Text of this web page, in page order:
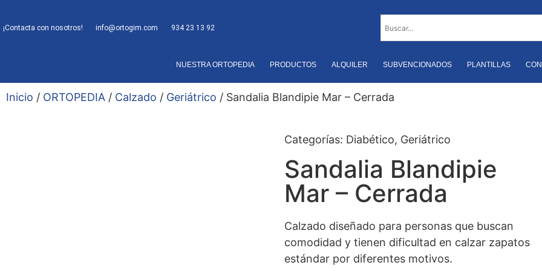
¡Contacta con nosotros! info@ortogim.com 934 23 13 92
NUESTRA ORTOPEDIA PRODUCTOS ALQUILER SUBVENCIONADOS PLANTILLAS
Inicio / ORTOPEDIA / Calzado / Geriátrico / Sandalia Blandipie Mar – Cerrada
Categorías: Diabético, Geriátrico
Sandalia Blandipie
Mar – Cerrada
Calzado diseñado para personas que buscan
comodidad y tienen dificultad en calzar zapatos
estándar por diferentes motivos.